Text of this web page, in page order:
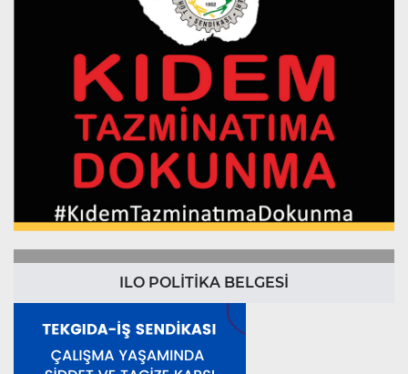
ILO POLİTİKA BELGESİ